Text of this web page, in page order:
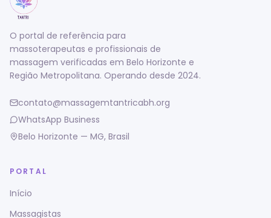
O portal de referência para
massoterapeutas e profissionais de
massagem verificadas em Belo Horizonte e
Região Metropolitana. Operando desde 2024.
contato@massagemtantricabh.org
WhatsApp Business
Belo Horizonte — MG, Brasil
PORTAL
Início
Massagistas